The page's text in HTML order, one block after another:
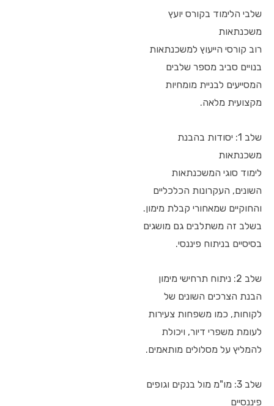
שלבי הלימוד בקורס יועץ
משכנתאות
רוב קורסי הייעוץ למשכנתאות
בנויים סביב מספר שלבים
המסייעים לבניית מומחיות
מקצועית מלאה.
שלב 1: יסודות בהבנת
משכנתאות
לימוד סוגי המשכנתאות
השונים, העקרונות הכלכליים
והחוקיים שמאחורי קבלת מימון.
בשלב זה משתלבים גם מושגים
בסיסיים בניתוח פיננסי.
שלב 2: ניתוח תרחישי מימון
הבנת הצרכים השונים של
לקוחות, כמו משפחות צעירות
לעומת משפרי דיור, ויכולת
להמליץ על מסלולים מותאמים.
שלב 3: מו"מ מול בנקים וגופים
פיננסיים